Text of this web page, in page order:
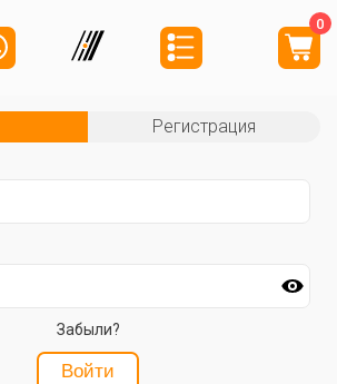
0
Регистрация
Забыли?
Войти